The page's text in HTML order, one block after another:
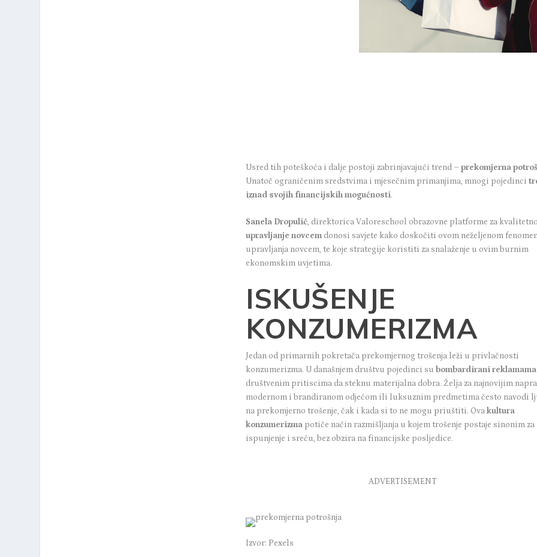
Usred tih poteškoća i dalje postoji zabrinjavajući trend –prekomjerna
Unatoč ograničenim sredstvima i mjesečnim primanjima, mnogi pojedinci
iznad svojih financijskih mogućnosti.
Sanela Dropulić, direktoricaValoreschool obrazovne platforme za
upravljanje novcem donosi savjete kako doskočiti ovom neželjenom
upravljanja novcem, te koje strategije koristiti za snalaženje u ovim burnim
ekonomskim uvjetima.
ISKUŠENJE
KONZUMERIZMA
Jedan od primarnih pokretača prekomjernog trošenja leži u privlačnosti
konzumerizma. U današnjem društvu pojedinci su bombardirani reklamama
društvenim pritiscima da steknu materijalna dobra. Želja za najnovijim
modernom i brandiranom odjećom ili luksuznim predmetima često navodi
na prekomjerno trošenje, čak i kada si to ne mogu priuštiti. Ovakultura
konzumerizma potiče način razmišljanja u kojem trošenje postaje sinonim za
ispunjenje i sreću, bez obzira na financijske posljedice.
ADVERTISEMENT
Izvor: Pexels